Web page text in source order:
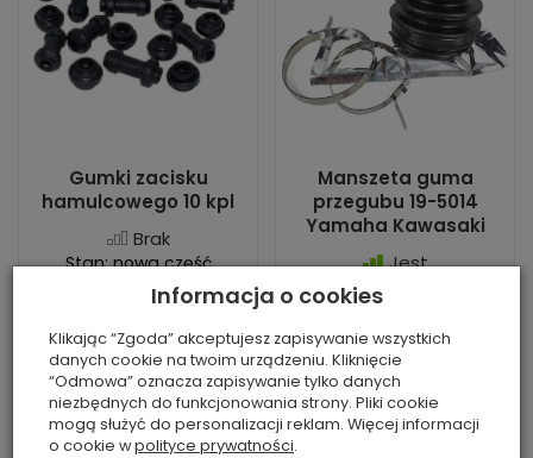
Gumki zacisku
hamulcowego 10 kpl
Brak
Stan: nowa część
zamienna
Manszeta guma
przegubu 19-5014
Yamaha Kawasaki
Jest
Stan: nowa część
zamienna
45,00 zł
Informacja o cookies
Klikając “Zgoda” akceptujesz zapisywanie wszystkich
danych cookie na twoim urządzeniu. Kliknięcie
“Odmowa” oznacza zapisywanie tylko danych
niezbędnych do funkcjonowania strony. Pliki cookie
mogą służyć do personalizacji reklam. Więcej informacji
o cookie wpolityce prywatności.